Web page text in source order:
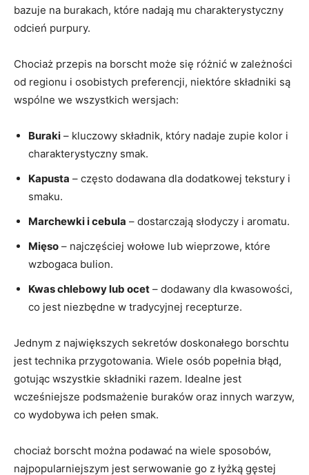
bazuje na burakach, ⁤które nadają mu charakterystyczny
odcień purpury.
Chociaż ⁣przepis​ na⁤ borscht może się różnić w zależności
od regionu i ⁢osobistych preferencji,⁢ niektóre składniki są
wspólne we ⁤wszystkich wersjach:
Buraki – kluczowy składnik, który nadaje ‍zupie kolor i
charakterystyczny​ smak.
Kapusta ⁤– często‍ dodawana dla dodatkowej ‍tekstury i
‌smaku.
Marchewki i cebula – dostarczają słodyczy i aromatu.
Mięso ⁣–⁣ najczęściej wołowe lub wieprzowe, które
wzbogaca bulion.
Kwas ⁤chlebowy lub ocet – dodawany dla kwasowości,
co jest niezbędne w tradycyjnej recepturze.
Jednym z największych sekretów ​doskonałego borschtu
jest⁤ technika przygotowania.⁣ Wiele osób popełnia błąd,
gotując wszystkie składniki⁣ razem. Idealne​ jest
wcześniejsze podsmażenie buraków oraz⁤ innych warzyw,
co wydobywa ‍ich pełen smak.
chociaż borscht można⁤ podawać na wiele ​sposobów,
najpopularniejszym jest⁢ serwowanie ⁤go⁤ z łyżką ⁣gęstej